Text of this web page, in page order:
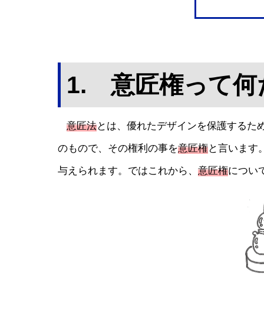
1. 意匠権って何
意匠法とは、優れたデザインを保護するた
のもので、その権利の事を意匠権と言います
与えられます。ではこれから、 意匠権につい